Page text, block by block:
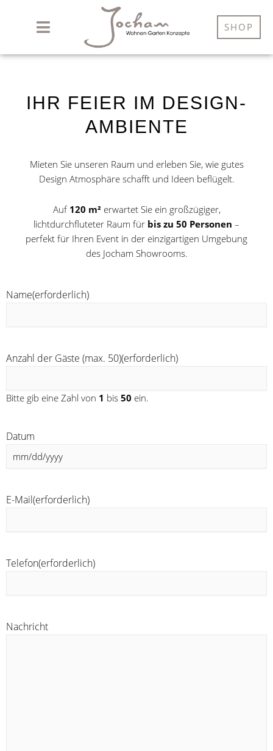
SHOP
IHR FEIER IM DESIGN-
AMBIENTE
Mieten Sie unseren Raum und erleben Sie, wie gutes
Design Atmosphäre schafft und Ideen beflügelt.
Auf 120 m²erwartet Sie ein großzügiger,
lichtdurchfluteter Raum für bis zu 50 Personen –
perfekt für Ihren Event in der einzigartigen Umgebung
des Jocham Showrooms.
Name(erforderlich)
Anzahl der Gäste (max. 50)(erforderlich)
Bitte gib eine Zahl von 1 bis 50 ein.
Datum
MM
JJJJ
E-Mail(erforderlich)
Telefon(erforderlich)
Nachricht